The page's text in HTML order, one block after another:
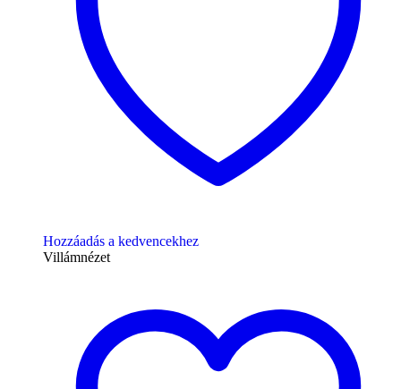
Hozzáadás a kedvencekhez
Villámnézet